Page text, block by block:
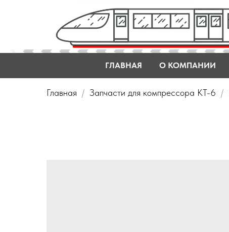
ГЛАВНАЯ О КОМПАНИИ
Главная Запчасти для компрессора КТ-6